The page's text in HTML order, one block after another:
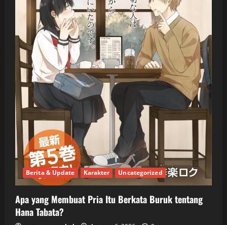
Berita & Update Karakter Uncategorized
Apa yang Membuat Pria Itu Berkata Buruk tentang
Hana Tabata?